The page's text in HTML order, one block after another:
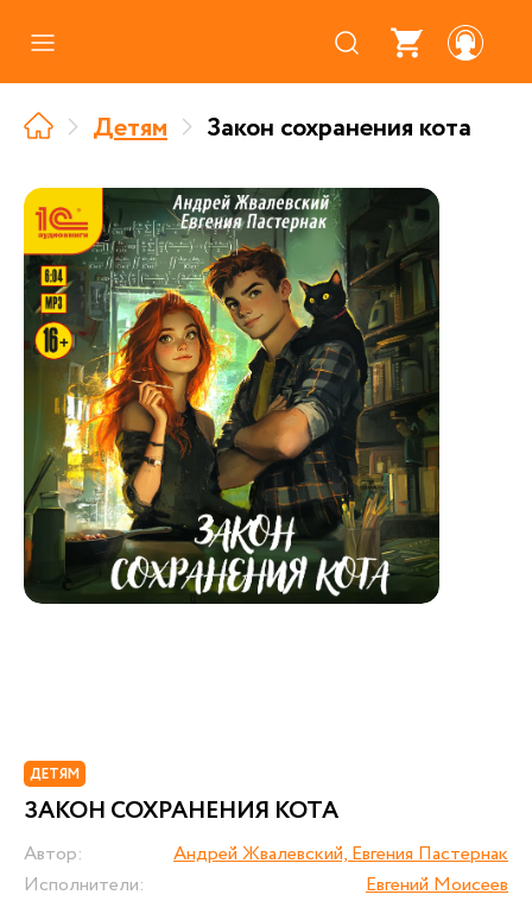
Где купить
Про аудиокниги
О нас
Партнерам
Детям Закон сохранения кота
ДЕТЯМ
ЗАКОН СОХРАНЕНИЯ КОТА
Автор:
Андрей Жвалевский, Евгения Пастернак
Исполнители:
Евгений Моисеев